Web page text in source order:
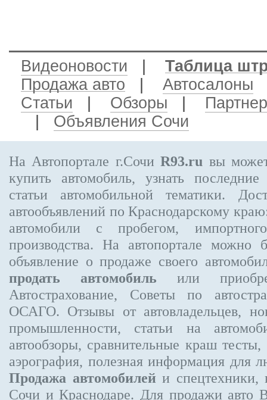
Видеоновости
Таблица
Продажа авто
Автосалоны
Статьи
Обзоры
Объявления Сочи
На Автопортале г.СочиR93.ru вы
купить автомобиль, узнать
статьи автомобильной тематики.
автообъявлений по Краснодарскому
автомобили с пробегом,
производства. На автопортале можно
объявление о продаже своего
продать автомобиль или
Aвтострахование, Советы по
ОСАГО. Отзывы от автовладельцев,
промышленности, статьи на
автообзоры, сравнительные краш
аэрография, полезная информация для
Продажа автомобилей и спецтехники,
Сочи и Краснодаре. Для продажи авто